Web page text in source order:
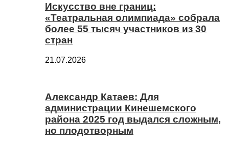
Искусство вне границ:
«Театральная олимпиада» собрала
более 55 тысяч участников из 30
стран
21.07.2026
Александр Катаев: Для
администрации Кинешемского
района 2025 год выдался сложным,
но плодотворным